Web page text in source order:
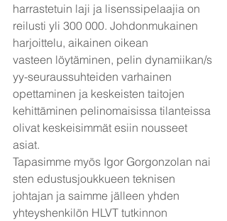
harrastetuin laji ja lisenssipelaajia on
reilusti yli 300 000. Johdonmukainen
harjoittelu, aikainen oikean
vasteen löytäminen, pelin dynamiikan/s
yy-seuraussuhteiden varhainen
opettaminen ja keskeisten taitojen
kehittäminen pelinomaisissa tilanteissa
olivat keskeisimmät esiin nousseet
asiat.
Tapasimme myös Igor Gorgonzolan nai
sten edustusjoukkueen teknisen
johtajan ja saimme jälleen yhden
yhteyshenkilön HLVT tutkinnon